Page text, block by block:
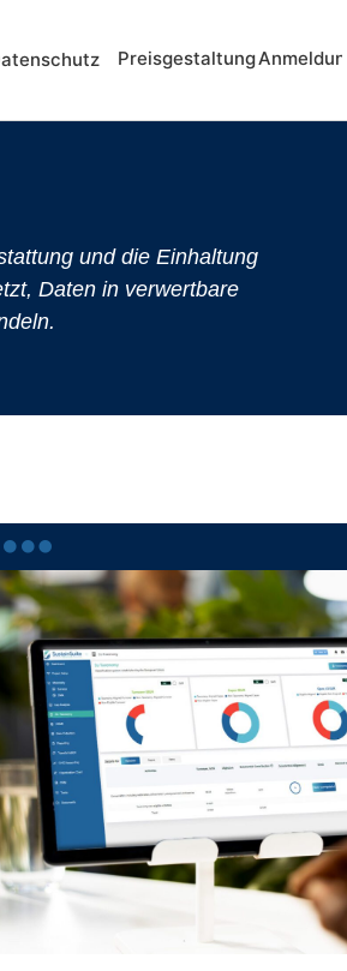
PreisgestaltungAnmeldung
und die Einhaltung
Daten in verwertbare